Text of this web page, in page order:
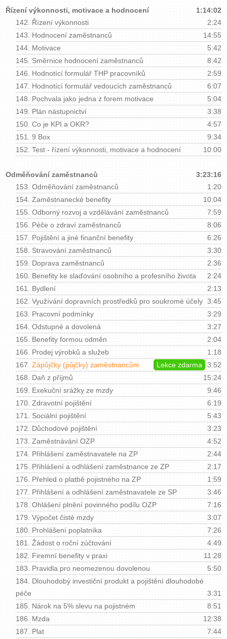
Řízení výkonnosti, motivace a hodnocení
1:14:02
142. Řízení výkonnosti
2:24
143. Hodnocení zaměstnanců
14:55
144. Motivace
5:42
145. Směrnice hodnocení zaměstnanců
8:42
146. Hodnotící formulář THP pracovníků
2:59
147. Hodnotící formulář vedoucích zaměstnanců
6:07
148. Pochvala jako jedna z forem motivace
5:04
149. Plán nástupnictví
3:38
150. Co je KPI a OKR?
4:57
151. 9 Box
9:34
152. Test - řízení výkonnosti, motivace a hodnocení 10:00
Odměňování zaměstnanců
3:23:16
153. Odměňování zaměstnanců
1:20
154. Zaměstnanecké benefity
10:04
155. Odborný rozvoj a vzdělávání zaměstnanců
7:59
156. Péče o zdraví zaměstnanců
8:06
157. Pojištění a jiné finanční benefity
6:26
158. Stravování zaměstnanců
3:30
159. Doprava zaměstnanců
2:36
160. Benefity ke slaďování osobního a profesního života
2:24
161. Bydlení
2:13
162. Využívání dopravních prostředků pro soukromé účely 3:45
163. Pracovní podmínky
3:29
164. Odstupné a dovolená
3:27
165. Benefity formou odměn
2:04
166. Prodej výrobků a služeb
1:18
167. Zápůjčky (půjčky) zaměstnancům Lekce zdarma
3:52
168. Daň z příjmů
15:24
169. Exekuční srážky ze mzdy
9:46
170. Zdravotní pojištění
6:19
171. Sociální pojištění
5:43
172. Důchodové pojištění
3:23
173. Zaměstnávání OZP
4:52
174. Přihlášení zaměstnavatele na ZP
2:44
175. Přihlášení a odhlášení zaměstnance ze ZP
2:17
176. Přehled o platbě pojistného na ZP
1:59
177. Přihlášení a odhlášení zaměstnavatele ze SP
3:46
178. Ohlášení plnění povinného podílu OZP
7:16
179. Výpočet čisté mzdy
3:07
180. Prohlášení poplatníka
7:26
181. Žádost o roční zúčtování
4:49
182. Firemní benefity v praxi
11:28
183. Pravidla pro neomezenou dovolenou
5:50
184. Dlouhodobý investiční produkt a pojištění dlouhodobé
péče
3:31
185. Nárok na 5% slevu na pojistném
8:51
186. Mzda
12:38
187. Plat
7:44